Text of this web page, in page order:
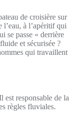
de croisière sur
l’eau, à l’apéritif qui
se passe « derrière
et sécurisée ?
qui travaillent
est responsable de la
règles fluviales.